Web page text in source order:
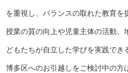
を重視し、バランスの取れた教育を
授業の質の向上や児童主体の活動、
どもたちが自立した学びを実践でき
博多区へのお引越しをご検討中の方